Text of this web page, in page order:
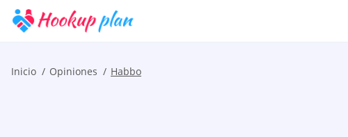
Inicio Opiniones Habbo